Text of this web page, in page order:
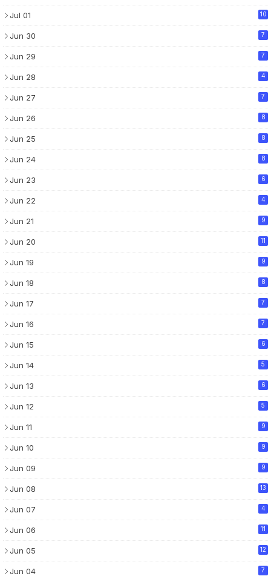
Jul 01 10
Jun 30 7
Jun 29 7
Jun 28 4
Jun 27 7
Jun 26 8
Jun 25 8
Jun 24 8
Jun 23 6
Jun 22 4
Jun 21 9
Jun 20 11
Jun 19 9
Jun 18 8
Jun 17 7
Jun 16 7
Jun 15 6
Jun 14 5
Jun 13 6
Jun 12 5
Jun 11 9
Jun 10 9
Jun 09 9
Jun 08 13
Jun 07 4
Jun 06 11
Jun 05 12
Jun 04 7